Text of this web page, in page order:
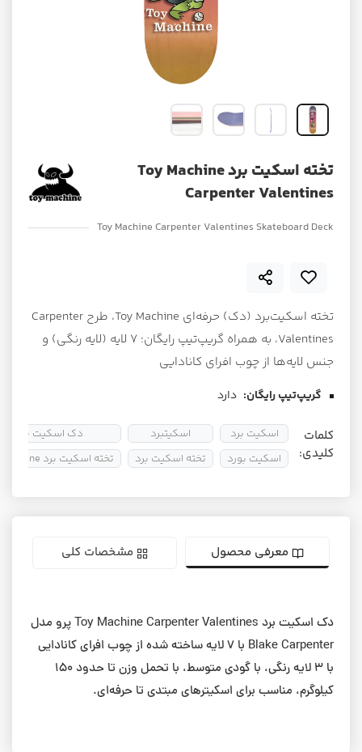
تخته اسکیت برد Toy Machine
Carpenter Valentines
Toy Machine Carpenter Valentines Skateboard Deck
تخته اسکیت‌برد (دک) حرفه‌ای Toy Machine، طرح Carpenter
Valentines، به همراه گریپ‌تیپ رایگان؛ ۷ لایه (لایه رنگی) و
جنس لایه‌ها از چوب افرای کانادایی
گریپ‌تیپ رایگان: دارد
کلمات
کلیدی:
اسکیت برد
اسکیت بورد
اسکیتبرد
تخته اسکیت برد
دک اسکیت برد
تخته اسکیت برد Toy Machine
معرفی محصول مشخصات کلی
دک اسکیت برد Toy Machine Carpenter Valentines پرو مدل
Blake Carpenter با ۷ لایه‌ ساخته شده از چوب افرای کانادایی
با ۳ لایه رنگی، با گودی متوسط، با تحمل وزن تا حدود ۱۵۰
کیلوگرم، مناسب برای اسکیترهای مبتدی تا حرفه‌ای.